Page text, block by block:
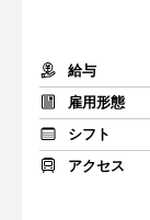
給与
雇用形態
シフト
アクセス